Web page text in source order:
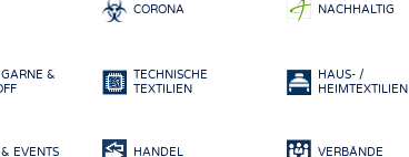
TEXTILE LEADERSHIP
CORONA NACHHALTIG
&
TECHNISCHE
TEXTILIEN
HAUS- /
HEIMTEXTILIEN
EVENTS HANDEL VERBÄNDE